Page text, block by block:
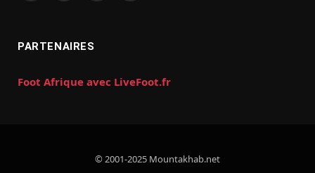
PARTENAIRES
Foot Afrique avec LiveFoot.fr
© 2001-2025 Mountakhab.net